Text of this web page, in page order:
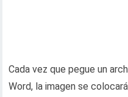
Cada vez que pegue un
Word, la imagen se